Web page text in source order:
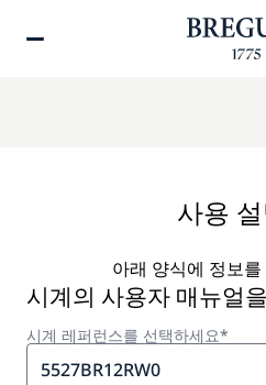
사용
아래 양식에 정보
시계의 사용자 매뉴얼
시계 레퍼런스를 선택하세요*
5527BR12RW0